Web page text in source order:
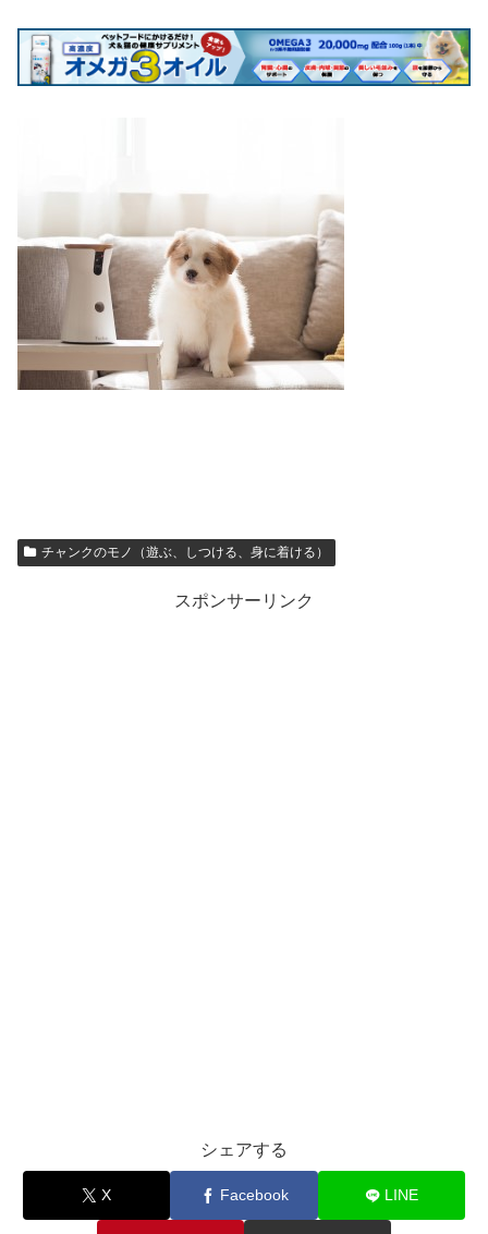
チャンクのモノ（遊ぶ、しつける、身に着ける）
スポンサーリンク
シェアする
X Facebook LINE